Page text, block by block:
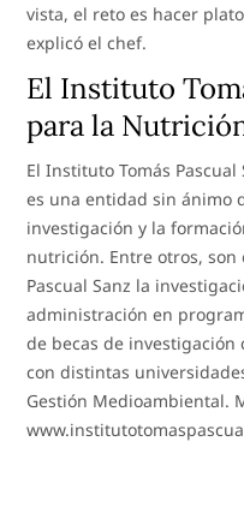
vista, el reto es hacer
explicó el chef.
El Instituto
para la
El Instituto Tomás
es una entidad sin ánimo
investigación y la
nutrición. Entre otros,
Pascual Sanz la
administración en
de becas de investigación
con distintas
Gestión Medioambiental.